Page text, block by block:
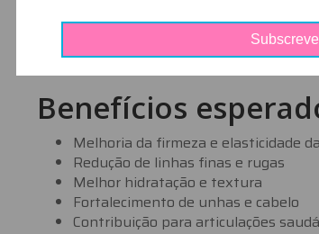
A maioria dos estudos utiliza entre5 a 10
mostraram benefício adicional
Benefícios
Melhoria da firmeza e elasticidade
Redução de linhas finas e rugas
Melhor hidratação e textura
Fortalecimento de unhas e cabelo
Contribuição para articulações